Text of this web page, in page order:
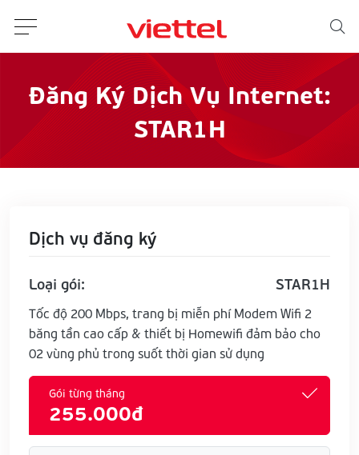
Đăng Ký Dịch Vụ Internet:
STAR1H
Dịch vụ đăng ký
Loại gói: STAR1H
Tốc độ 200 Mbps, trang bị miễn phí Modem Wifi 2
băng tần cao cấp & thiết bị Homewifi đảm bảo cho
02 vùng phủ trong suốt thời gian sử dụng
Gói từng tháng
255.000đ